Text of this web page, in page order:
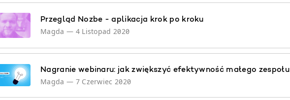
Przegląd Nozbe - aplikacja krok po kroku
Magda — 4 Listopad 2020
Nagranie webinaru: jak zwiększyć efektywność małego zespołu
Magda — 7 Czerwiec 2020